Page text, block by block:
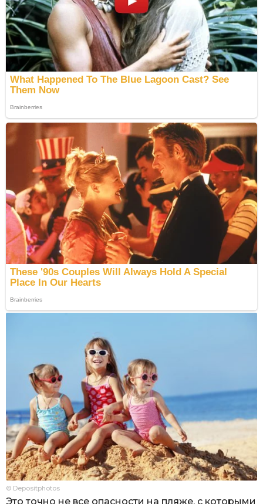
© Depositphotos
Это точно не все опасности на пляже, с которыми